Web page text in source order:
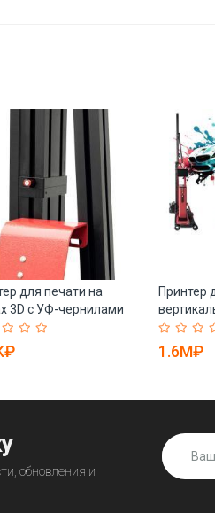
для печати на
3D с УФ-чернилами
(арт. 25-
Принтер
(арт. 25-
1.6M₽
обновления и